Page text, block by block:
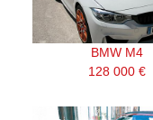
BMW M4
128 000 €